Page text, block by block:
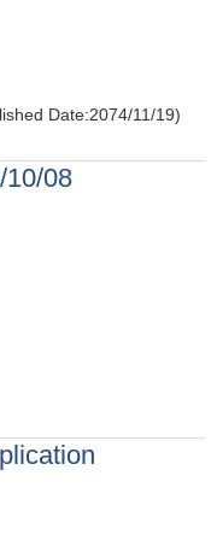
Date:2074/11/19)
10/08